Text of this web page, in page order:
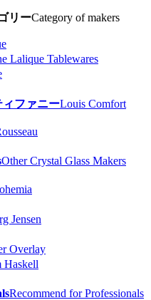
リーCategory of makers
Lalique Tablewares
ファニーLouis Comfort
Other Crystal Glass Makers
Jensen
Overlay
Haskell
Recommend for Professionals